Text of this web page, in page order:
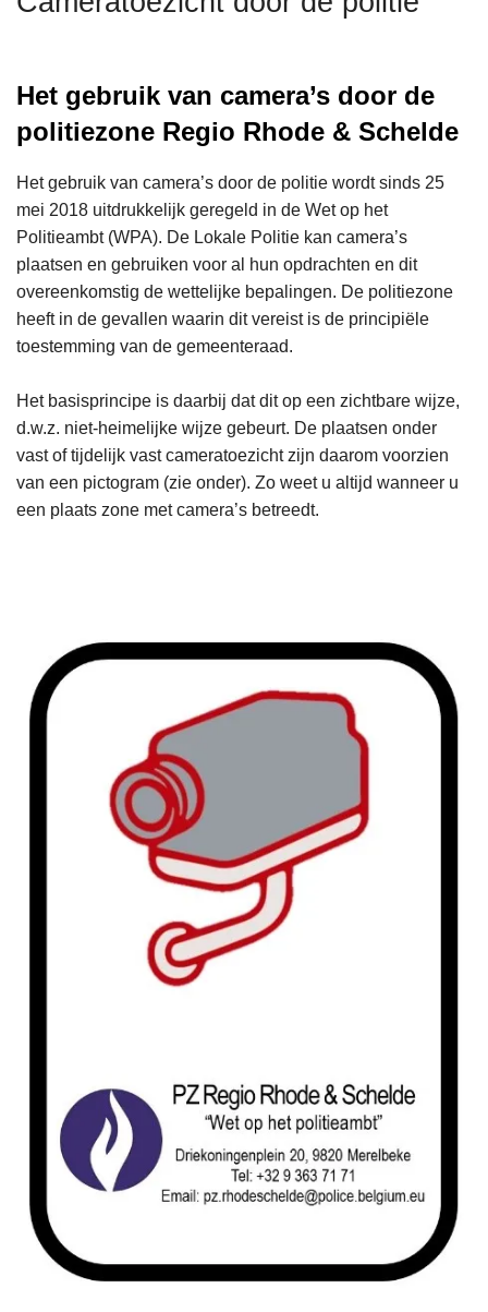
Het gebruik van camera’s door de
politiezone Regio Rhode & Schelde
Het gebruik van camera’s door de politie wordt sinds 25
mei 2018 uitdrukkelijk geregeld in de Wet op het
Politieambt (WPA). De Lokale Politie kan camera’s
plaatsen en gebruiken voor al hun opdrachten en dit
overeenkomstig de wettelijke bepalingen. De politiezone
heeft in de gevallen waarin dit vereist is de principiële
toestemming van de gemeenteraad.
Het basisprincipe is daarbij dat dit op een zichtbare wijze,
d.w.z. niet-heimelijke wijze gebeurt. De plaatsen onder
vast of tijdelijk vast cameratoezicht zijn daarom voorzien
van een pictogram (zie onder). Zo weet u altijd wanneer u
een plaats zone met camera’s betreedt.